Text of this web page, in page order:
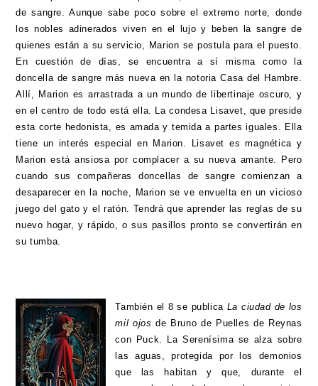
de sangre. Aunque sabe poco sobre el extremo norte, donde
los nobles adinerados viven en el lujo y beben la sangre de
quienes están a su servicio, Marion se postula para el puesto.
En cuestión de días, se encuentra a sí misma como la
doncella de sangre más nueva en la notoria Casa del Hambre.
Allí, Marion es arrastrada a un mundo de libertinaje oscuro, y
en el centro de todo está ella. La condesa Lisavet, que preside
esta corte hedonista, es amada y temida a partes iguales. Ella
tiene un interés especial en Marion. Lisavet es magnética y
Marion está ansiosa por complacer a su nueva amante. Pero
cuando sus compañeras doncellas de sangre comienzan a
desaparecer en la noche, Marion se ve envuelta en un vicioso
juego del gato y el ratón. Tendrá que aprender las reglas de su
nuevo hogar, y rápido, o sus pasillos pronto se convertirán en
su tumba.
También el 8 se publica La ciudad de los
mil ojosde Bruno de Puelles de Reynas
con Puck.
La Serenísima se alza sobre
las aguas, protegida por los demonios
que las habitan y que, durante el